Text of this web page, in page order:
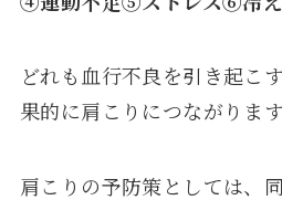
どれも血行不良を引き起こ
果的に肩こりにつながります
肩こりの予防策としては、